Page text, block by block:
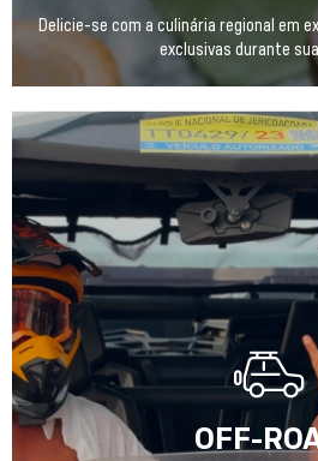
Delicie-se com a culinária regional em
exclusivas durante
OFF-